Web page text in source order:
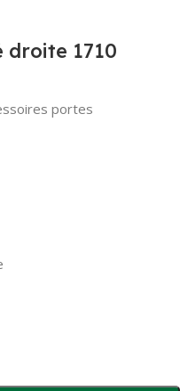
1710
portes